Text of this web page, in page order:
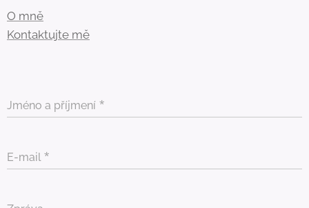
O mně
Kontaktujte mě
Jméno a příjmení
E-mail